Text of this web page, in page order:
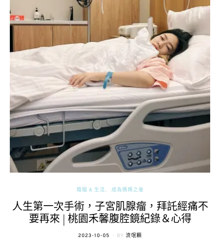
婚姻 & 生活 成為媽媽之後
人生第一次手術，子宮肌腺瘤，拜託經痛不
要再來 | 桃園禾馨腹腔鏡紀錄＆心得
POSTED
2023-10-05 BY 流氓顆